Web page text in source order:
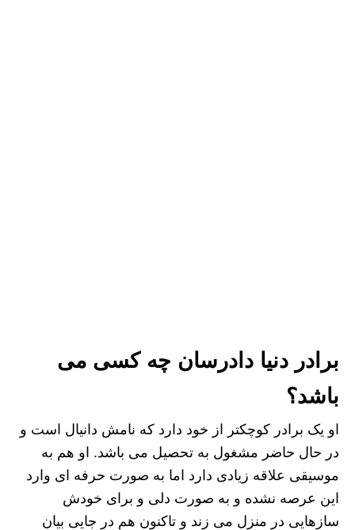
برادر دنیا دادرسان چه کسی می
باشد؟
او یک برادر کوچکتر از خود دارد که نامش دانیال است و
در حال حاضر مشغول به تحصیل می باشد. او هم به
موسیقی علاقه زیادی دارد اما به صورت حرفه ای وارد
این عرصه نشده و به صورت دلی و برای خودش
سازهایی در منزل می‌ زند و تاکنون هم در جایی بیان